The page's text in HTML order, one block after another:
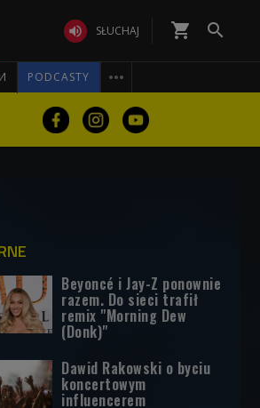
 SŁUCHAJ shopping_cart 
PODCASTY 
Beyoncé i Jay-Z ponownie
razem. Do sieci trafił
remix "Morning Dew
(Donk)"
Dawid Rakowski o byciu
koncertowym
influencerem